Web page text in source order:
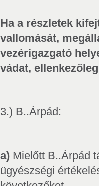
Ha a részletek
vallomását,
vezérigazgató
vádat,
3.) B..Árpád:
a) Mielőtt B..Árpád
ügyészségi